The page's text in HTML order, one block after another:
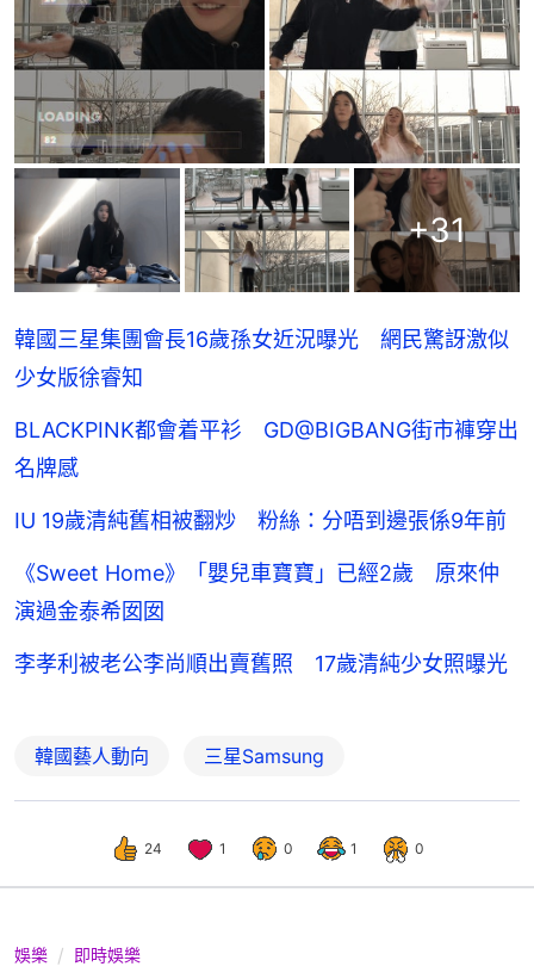
+31
韓國三星集團會長16歲孫女近況曝光 網民驚訝激似
少女版徐睿知
BLACKPINK都會着平衫 GD@BIGBANG街市褲穿出
名牌感
IU 19歲清純舊相被翻炒 粉絲：分唔到邊張係9年前
《Sweet Home》「嬰兒車寶寶」已經2歲 原來仲
演過金泰希囡囡
李孝利被老公李尚順出賣舊照 17歲清純少女照曝光
韓國藝人動向 三星Samsung
24 1 0 1 0
娛樂 即時娛樂